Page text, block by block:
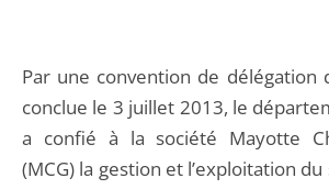
Par une convention de délégation
conclue le 3 juillet 2013, le
a confié à la société Mayotte
(MCG) la gestion et l’exploitation